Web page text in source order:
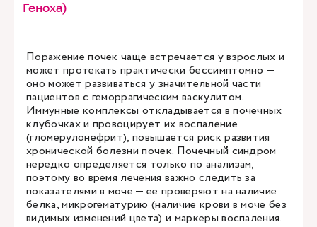
Геноха)
Поражение почек чаще встречается у взрослых и
может протекать практически бессимптомно —
оно может развиваться у значительной части
пациентов с геморрагическим васкулитом.
Иммунные комплексы откладывается в почечных
клубочках и провоцирует их воспаление
(гломерулонефрит), повышается риск развития
хронической болезни почек. Почечный синдром
нередко определяется только по анализам,
поэтому во время лечения важно следить за
показателями в моче — ее проверяют на наличие
белка, микрогематурию (наличие крови в моче без
видимых изменений цвета) и маркеры воспаления.